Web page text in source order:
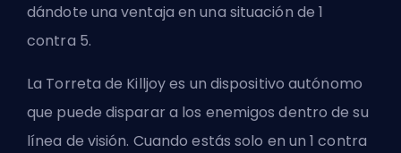
dándote una ventaja en una situación de 1
contra 5.
La Torreta de Killjoy es un dispositivo autónomo
que puede disparar a los enemigos dentro de su
línea de visión. Cuando estás solo en un 1 contra